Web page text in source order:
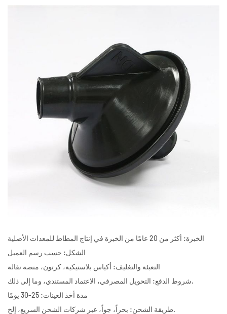
الخبرة: أكثر من 20 عامًا من الخبرة في إنتاج المطاط للمعدات الأصلية
الشكل: حسب رسم العميل
التعبئة والتغليف: أكياس بلاستيكية، كرتون، منصة نقالة
شروط الدفع: التحويل المصرفي، الاعتماد المستندي، وما إلى ذلك.
مدة أخذ العينات: 25-30 يومًا
طريقة الشحن: بحراً، جواً، عبر شركات الشحن السريع، إلخ.